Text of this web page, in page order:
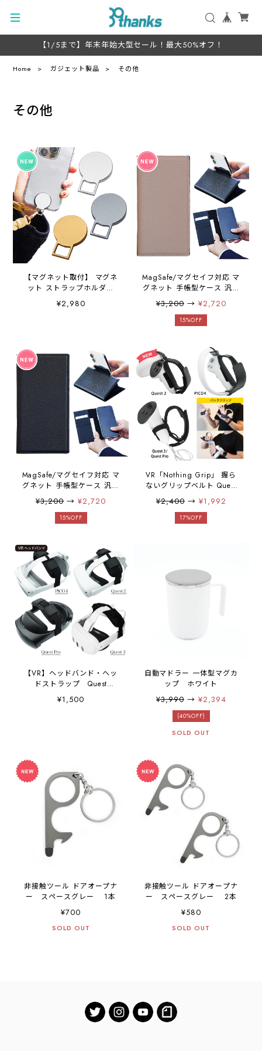
【1/5まで】年末年始大型セール！最大50%オフ！
Home ガジェット製品 その他
その他
【マグネット取付】 マグネ
ット ストラップホルダー
iPhone&Smartphone対応 瞬
クロスボディストラップ マ
グネット取付 スマホ着脱簡
単
¥2,980
MagSafe/マグセイフ対応 マ
グネット 手帳型ケース 汎用
iPhone&Smartphone(4.7〜
6.3インチ)対応 縦スタン
¥3,200→ ¥2,720
15%OFF
MagSafe/マグセイフ対応 マ
グネット 手帳型ケース 汎用
機種タイプ
iPhone&Smartphone(4.7〜
6.3インチ)対応 縦スタン
¥3,200→¥2,720
15%OFF
VR「Nothing Grip」 握ら
ないグリップベルト Quest
2/PICO4/PICO4
Ultara/Quest Pro/Quest
3/Quest 3S 対応 VRchatに
¥2,400→ ¥1,992
17%OFF
【VR】ヘッドバンド・ヘッ
ドストラップ Quest
2/PICO4/PICO4
Ultara/Quest Pro/Quest
¥1,500
自動マドラー 一体型マグカ
ップ ホワイト
¥3,990→ ¥2,394
(40%OFF)
SOLD OUT
非接触ツール ドアオープナ
ー スペースグレー 1本
¥700
SOLD OUT
非接触ツール ドアオープナ
ー スペースグレー 2本
¥580
SOLD OUT